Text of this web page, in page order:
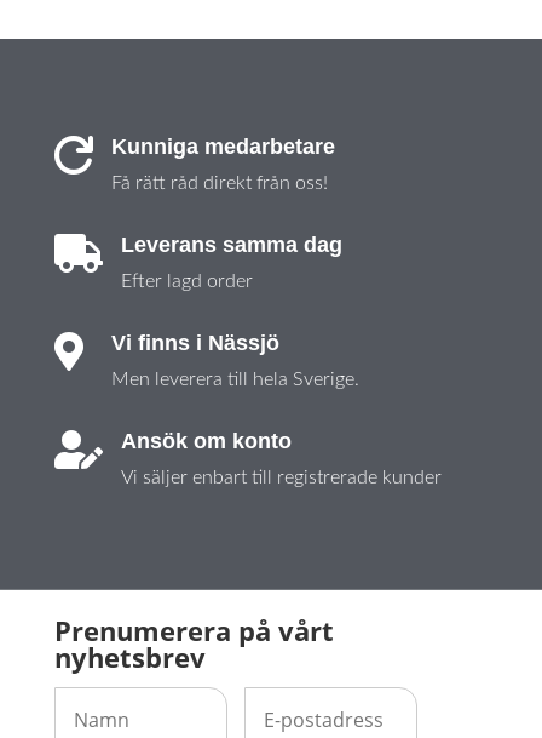
 Kunniga medarbetare
Få rätt råd direkt från oss!
 Leverans samma dag
Efter lagd order
 Vi finns i Nässjö
Men leverera till hela Sverige.
 Ansök om konto
Vi säljer enbart till registrerade kunder
Prenumerera på vårt
nyhetsbrev